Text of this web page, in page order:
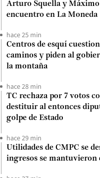
Arturo Squella y Máximo
encuentro en La Moneda
hace 25 min
Centros de esquí
caminos y piden al
la montaña
hace 28 min
TC rechaza por 7 votos
destituir al entonces
golpe de Estado
hace 29 min
Utilidades de CMPC se
ingresos se mantuvieron